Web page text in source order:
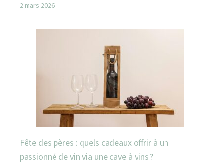
2 mars 2026
Fête des pères : quels cadeaux offrir à un
passionné de vin via une cave à vins ?